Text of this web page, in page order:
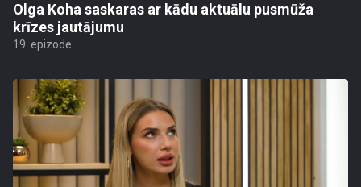
Olga Koha saskaras ar kādu aktuālu pusmūža
krīzes jautājumu
19. epizode